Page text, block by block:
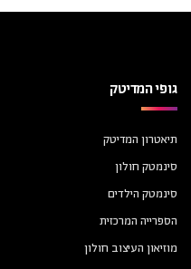
גופי המדיטק
תיאטרון המדיטק
סינמטק חולון
סינמטק הילדים
הספרייה המרכזית
מוזיאון העיצוב חולון